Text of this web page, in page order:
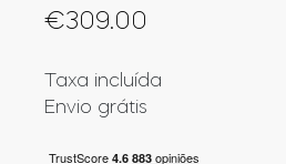
Tedee Biometric Module
€309.00
Taxa incluída
Envio grátis